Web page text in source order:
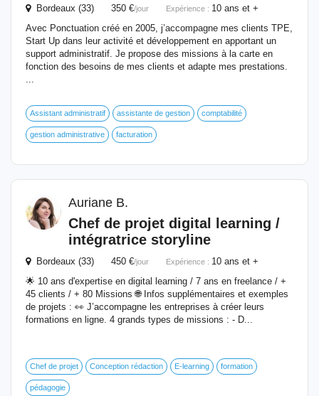
Bordeaux (33) 350 €/jour Expérience : 10 ans et +
Avec Ponctuation créé en 2005, j’accompagne mes clients TPE,
Start Up dans leur activité et développement en apportant un
support administratif. Je propose des missions à la carte en
fonction des besoins de mes clients et adapte mes prestations.
...
Assistant administratif assistante de gestion comptabilité
gestion administrative facturation
Auriane B.
Chef de projet digital learning /
intégratrice storyline
Bordeaux (33) 450 €/jour Expérience : 10 ans et +
🌟 10 ans d'expertise en digital learning / 7 ans en freelance / +
45 clients / + 80 Missions 🌐 Infos supplémentaires et exemples
de projets : 👀 J’accompagne les entreprises à créer leurs
formations en ligne. 4 grands types de missions : - D...
Chef de projet Conception rédaction E-learning formation
pédagogie